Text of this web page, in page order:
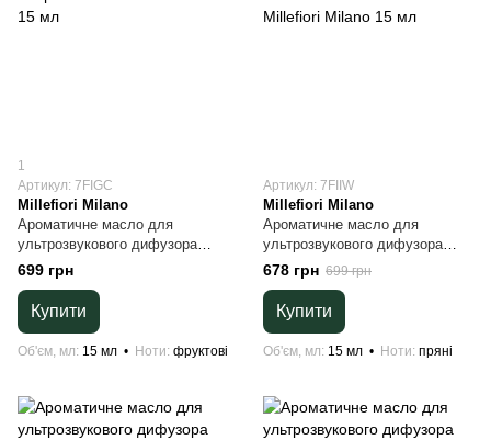
1
Артикул: 7FIGC
Millefiori Milano
Ароматичне масло для
ультрозвукового дифузора
Grape cassis Millefiori Milano 15
699 грн
Купити
Об'єм, мл 15 мл Ноти фруктові
Артикул: 7FIIW
Millefiori Milano
Ароматичне масло для
ультрозвукового дифузора
Incense & Blond woods Millefiori
Milano 15 мл
678 грн 699 грн
Купити
Об'єм, мл 15 мл Ноти пряні